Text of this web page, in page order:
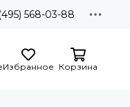
568-03-88
Избранное Корзина